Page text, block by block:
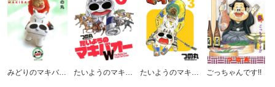
みどりのマキバオー たいようのマキバオーW たいようのマキバオー ごっちゃんです!!